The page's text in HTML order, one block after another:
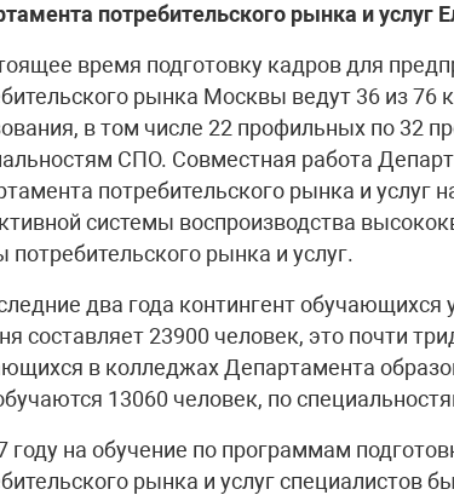
потребительского рынка и услуг
время подготовку кадров для
рынка Москвы ведут 36 из 76
в том числе 22 профильных по 32
СПО. Совместная работа
потребительского рынка и услуг
системы воспроизводства
потребительского рынка и услуг.
два года контингент обучающихся
составляет 23900 человек, это почти
в колледжах Департамента
13060 человек, по
году на обучение по программам
рынка и услуг специалистов